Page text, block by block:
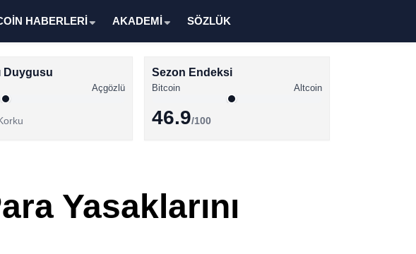
HABERLERİ AKADEMİ SÖZLÜK
Duygusu
Açgözlü
Sezon Endeksi
Bitcoin Altcoin
46.9/100
Yasaklarını